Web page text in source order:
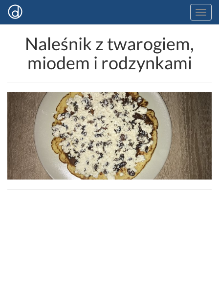
Naleśnik z twarogiem,
miodem i rodzynkami